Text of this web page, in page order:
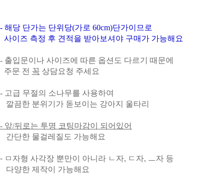
- 해당 단가는 단위당(가로 60cm)단가이므로
사이즈 측정 후 견적을 받아보셔야 구매가 가능해요
- 출입문이나 사이즈에 따른 옵션도 다르기 때문에
주문 전 꼭 상담요청 주세요
- 고급 무절의 소나무를 사용하여
깔끔한 분위기가 돋보이는 강아지 울타리
- 앞/뒤로는 투명 코팅마감이 되어있어
간단한 물걸레질도 가능해요
- ㅁ자형 사각장 뿐만이 아니라 ㄴ자, ㄷ자, ㅡ자 등
다양한 제작이 가능해요